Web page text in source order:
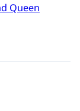
Queen